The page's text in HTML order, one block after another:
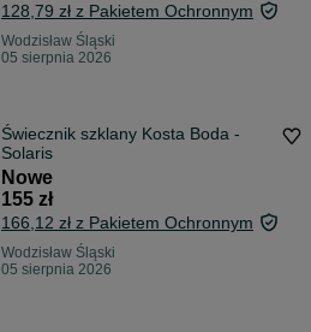
128,79 zł z Pakietem Ochronnym
Wodzisław Śląski
05 sierpnia 2026
Świecznik szklany Kosta Boda -
Solaris
Nowe
155 zł
166,12 zł z Pakietem Ochronnym
Wodzisław Śląski
05 sierpnia 2026